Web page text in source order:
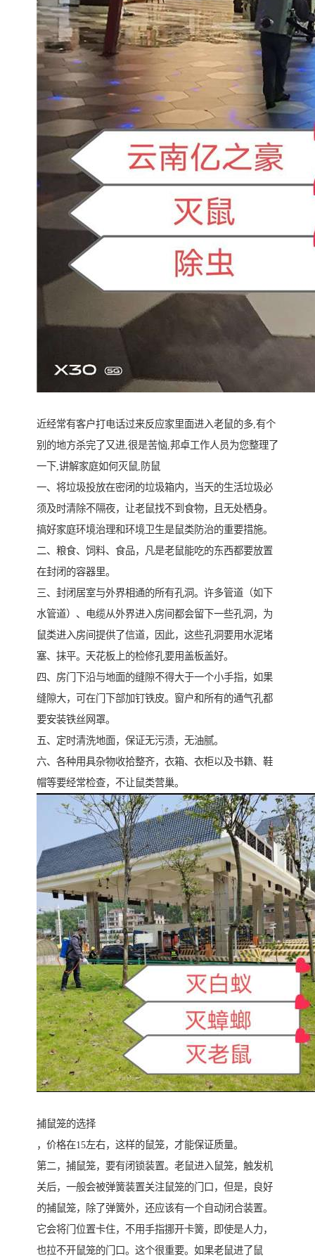
近经常有客户打电话过来反应家里面进入老鼠的多,有个
别的地方杀完了又进,很是苦恼,邦卓工作人员为您整理了
一下,讲解家庭如何灭鼠,防鼠
一、将垃圾投放在密闭的垃圾箱内，当天的生活垃圾必
须及时清除不隔夜，让老鼠找不到食物，且无处栖身。
搞好家庭环境治理和环境卫生是鼠类防治的重要措施。
二、粮食、饲料、食品，凡是老鼠能吃的东西都要放置
在封闭的容器里。
三、封闭居室与外界相通的所有孔洞。许多管道（如下
水管道）、电缆从外界进入房间都会留下一些孔洞，为
鼠类进入房间提供了信道，因此，这些孔洞要用水泥堵
塞、抹平。天花板上的检修孔要用盖板盖好。
四、房门下沿与地面的缝隙不得大于一个小手指，如果
缝隙大，可在门下部加钉铁皮。窗户和所有的通气孔都
要安装铁丝网罩。
五、定时清洗地面，保证无污渍，无油腻。
六、各种用具杂物收拾整齐，衣箱、衣柜以及书籍、鞋
帽等要经常检查，不让鼠类营巢。
捕鼠笼的选择
，价格在15左右，这样的鼠笼，才能保证质量。
第二，捕鼠笼，要有闭锁装置。老鼠进入鼠笼，触发机
关后，一般会被弹簧装置关注鼠笼的门口，但是，良好
的捕鼠笼，除了弹簧外，还应该有一个自动闭合装置。
它会将门位置卡住，不用手指挪开卡簧，即使是人力，
也拉不开鼠笼的门口。这个很重要。如果老鼠进了鼠